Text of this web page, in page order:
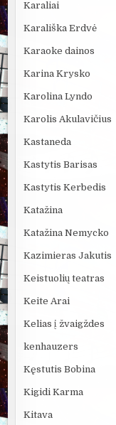
Karaliai
Karališka Erdvė
Karaoke dainos
Karina Krysko
Karolina Lyndo
Karolis Akulavičius
Kastaneda
Kastytis Barisas
Kastytis Kerbedis
Katažina
Katažina Nemycko
Kazimieras Jakutis
Keistuolių teatras
Keite Arai
Kelias į žvaigždes
kenhauzers
Kęstutis Bobina
Kigidi Karma
Kitava